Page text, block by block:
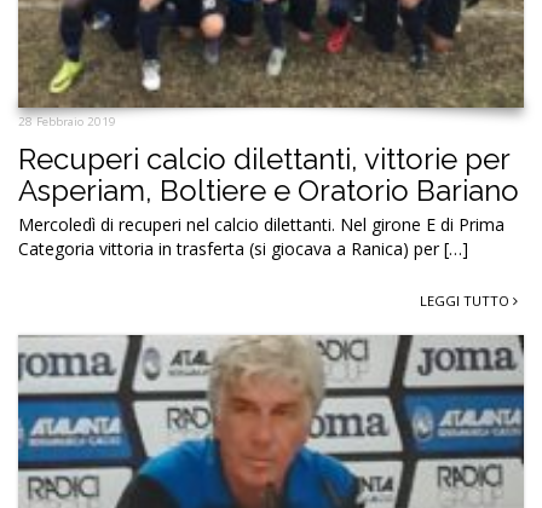
28 Febbraio 2019
Recuperi calcio dilettanti, vittorie per
Asperiam, Boltiere e Oratorio Bariano
Mercoledì di recuperi nel calcio dilettanti. Nel girone E di Prima
Categoria vittoria in trasferta (si giocava a Ranica) per […]
LEGGI TUTTO